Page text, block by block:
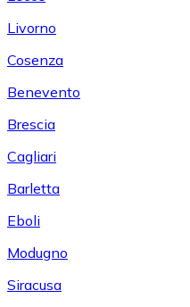
Livorno
Cosenza
Benevento
Brescia
Cagliari
Barletta
Eboli
Modugno
Siracusa